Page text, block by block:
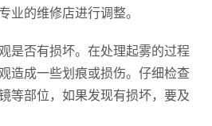
业的维修店进行调整。
是否有损坏。在处理起雾的过程
造成一些划痕或损伤。仔细检查
等部位，如果发现有损坏，要及